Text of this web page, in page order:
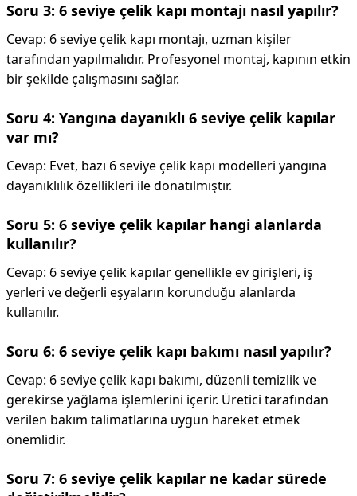
Soru 3: 6 seviye çelik kapı montajı nasıl yapılır?
Cevap: 6 seviye çelik kapı montajı, uzman kişiler
tarafından yapılmalıdır. Profesyonel montaj, kapının etkin
bir şekilde çalışmasını sağlar.
Soru 4: Yangına dayanıklı 6 seviye çelik kapılar
var mı?
Cevap: Evet, bazı 6 seviye çelik kapı modelleri yangına
dayanıklılık özellikleri ile donatılmıştır.
Soru 5: 6 seviye çelik kapılar hangi alanlarda
kullanılır?
Cevap: 6 seviye çelik kapılar genellikle ev girişleri, iş
yerleri ve değerli eşyaların korunduğu alanlarda
kullanılır.
Soru 6: 6 seviye çelik kapı bakımı nasıl yapılır?
Cevap: 6 seviye çelik kapı bakımı, düzenli temizlik ve
gerekirse yağlama işlemlerini içerir. Üretici tarafından
verilen bakım talimatlarına uygun hareket etmek
önemlidir.
Soru 7: 6 seviye çelik kapılar ne kadar sürede